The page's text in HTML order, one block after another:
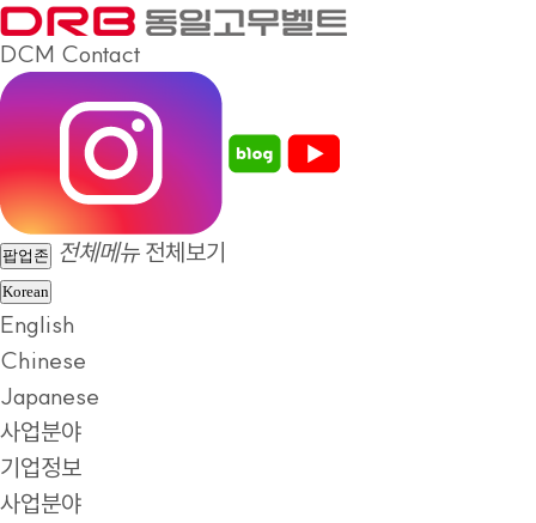
DCM Contact
팝업존 전체메뉴 전체보기
Korean
English
Chinese
Japanese
사업분야
기업정보
사업분야